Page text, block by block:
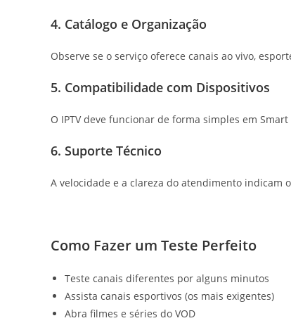
4. Catálogo e Organização
Observe se o serviço oferece canais ao vivo,
5. Compatibilidade com Dispositivos
O IPTV deve funcionar de forma simples em
6. Suporte Técnico
A velocidade e a clareza do atendimento indicam
Como Fazer um Teste Perfeito
Teste canais diferentes por alguns minutos
Assista canais esportivos (os mais exigentes)
Abra filmes e séries do VOD